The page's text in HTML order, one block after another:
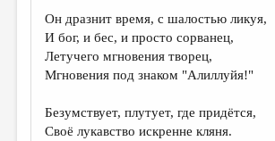
ОБЪЯВЛЕНИЯ
КОЛОНКА РЕДАКТОРА
ОТ РЕДАКЦИИ
Он дразнит время, с шалостью ликуя,
И бог, и бес, и просто сорванец,
Летучего мгновения творец,
Мгновения под знаком "Алиллуйя!"
Безумствует, плутует, где придётся,
Своё лукавство искренне кляня.